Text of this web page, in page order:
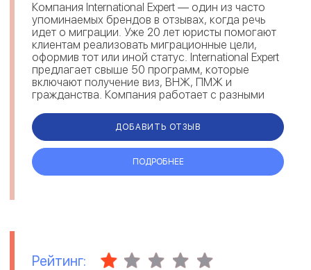
Компания International Expert — один из часто
упоминаемых брендов в отзывах, когда речь
идет о миграции. Уже 20 лет юристы помогают
клиентам реализовать миграционные цели,
оформив тот или иной статус. International Expert
предлагает свыше 50 программ, которые
включают получение виз, ВНЖ, ПМЖ и
гражданства. Компания работает с разными
ДОБАВИТЬ ОТЗЫВ
ПОДРОБНЕЕ
Рейтинг: